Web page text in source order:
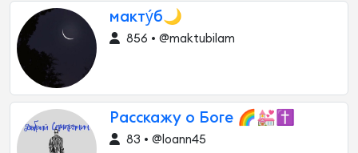
макту́б🌙
856 • @maktubilam
Расскажу о Боге 🌈💒✝
83 • @loann45